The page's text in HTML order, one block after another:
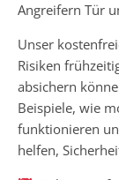
Angreifern Tür
Unser
Risiken
absichern
Beispiele, wie
funktionieren
helfen,